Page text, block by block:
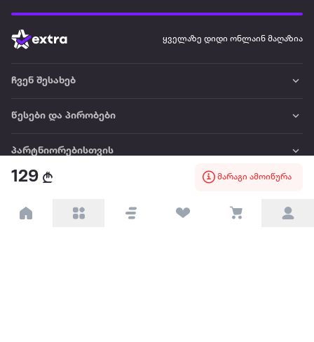
129 მარაგი ამოიწურა
ყველაზე დიდი ონლაინ მაღაზია
ჩვენ შესახებ
წესები და პირობები
პარტნიორებისთვის
ტრენდული
პოპულარული